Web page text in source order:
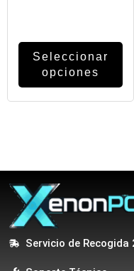
Seleccionar
opciones
Servicio de Recogida